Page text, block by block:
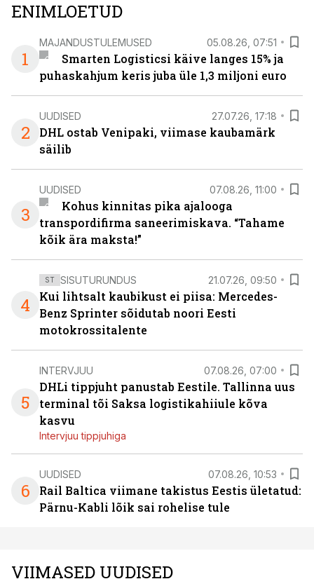
ENIMLOETUD
1
MAJANDUSTULEMUSED 05.08.26, 07:51
Smarten Logisticsi käive langes 15% ja
puhaskahjum keris juba üle 1,3 miljoni euro
2
UUDISED 27.07.26, 17:18
DHL ostab Venipaki, viimase kaubamärk
säilib
3
UUDISED 07.08.26, 11:00
Kohus kinnitas pika ajalooga
transpordifirma saneerimiskava. “Tahame
kõik ära maksta!”
4
ST SISUTURUNDUS 21.07.26, 09:50
Kui lihtsalt kaubikust ei piisa: Mercedes-
Benz Sprinter sõidutab noori Eesti
motokrossitalente
5
INTERVJUU 07.08.26, 07:00
DHLi tippjuht panustab Eestile. Tallinna uus
terminal tõi Saksa logistikahiiule kõva
kasvu
Intervjuu tippjuhiga
6
UUDISED 07.08.26, 10:53
Rail Baltica viimane takistus Eestis ületatud:
Pärnu-Kabli lõik sai rohelise tule
VIIMASED UUDISED